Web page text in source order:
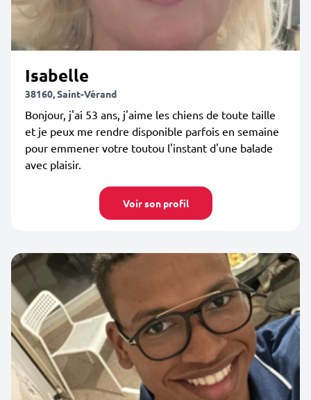
Isabelle
38160, Saint-Vérand
Bonjour, j'ai 53 ans, j'aime les chiens de toute taille
et je peux me rendre disponible parfois en semaine
pour emmener votre toutou l'instant d'une balade
avec plaisir.
Voir son profil